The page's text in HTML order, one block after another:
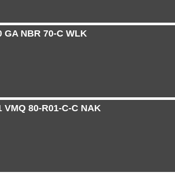
NBR 70-C WLK
80-R01-C-C NAK